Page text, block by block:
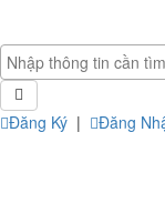
Đăng Ký | Đăng